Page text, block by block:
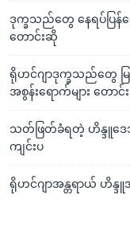
ဒုက္ခသည်တွေ နေရပ်ပြန်ရ
တောင်းဆို
ရိုဟင်ဂျာဒုက္ခသည်တွေ မြ
အစွန်းရောက်များ တောင်
သတ်ဖြတ်ခံရတဲ့ ဟိန္ဒူဒေ
ကျင်းပ
ရိုဟင်ဂျာအန္တရာယ် ဟိန္ဒူ